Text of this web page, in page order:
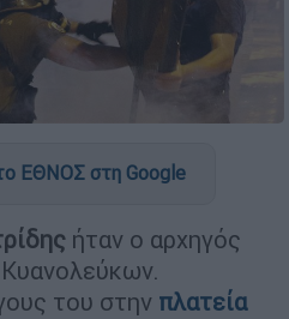
ΕΘΝΟΣ στη Google
ήταν ο αρχηγός
του στην πλατεία